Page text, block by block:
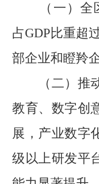
（一） 全
占GDP比重超
部企业和瞪羚
（二） 推
教育、数字创
展，产业数字
级以上研发平